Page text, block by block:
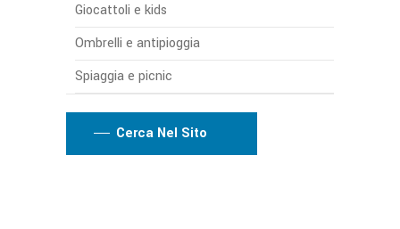
Giocattoli e kids
Ombrelli e antipioggia
Spiaggia e picnic
Cerca Nel Sito